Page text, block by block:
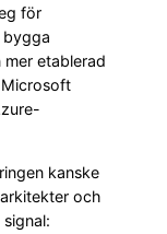
för
bygga
mer etablerad
kanske
och